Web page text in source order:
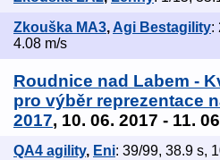
Zkouška MA3, Agi Bestagility:
4.08 m/s
Roudnice nad Labem -
pro výběr reprezentace
2017, 10. 06. 2017 - 11.
QA4 agility, Eni: 39/99, 38.9 s,